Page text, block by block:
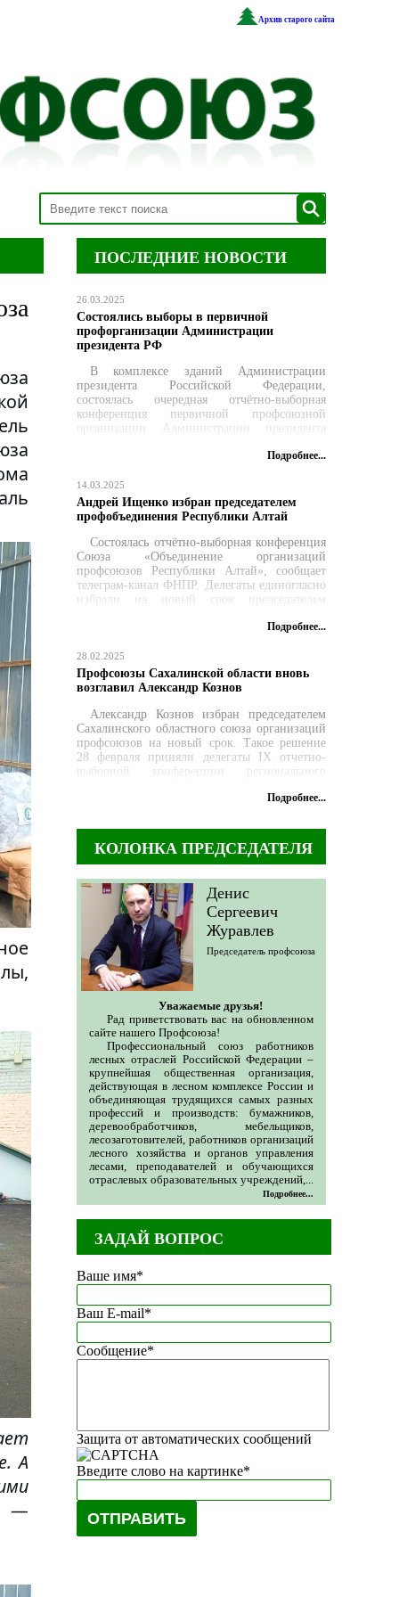
Архив старого сайта
А
—
ПОСЛЕДНИЕ НОВОСТИ
26.03.2025
Состоялись выборы в первичной
профорганизации Администрации
президента РФ
В комплексе зданий Администрации
президента Российской Федерации,
состоялась очередная отчётно-выборная
конференция первичной профсоюзной
организации Администрации президента
правительства Российской Федерации,
Собрания Российской Федерации, Счётной
палаты Российской Федерации и Управления
делами Российской Федерации...
Подробнее...
14.03.2025
Андрей Ищенко избран председателем
профобъединения Республики Алтай
Состоялась отчётно-выборная конференция
Союза «Объединение организаций
профсоюзов Республики Алтай», сообщает
телеграм-канал ФНПР. Делегаты единогласно
избрали на новый срок председателем
Подробнее...
28.02.2025
Профсоюзы Сахалинской области вновь
возглавил Александр Кознов
Александр Кознов избран председателем
Сахалинского областного союза организаций
профсоюзов на новый срок. Такое решение
28 февраля приняли делегаты IX отчетно-
выборной конференции регионального
официальный телеграм-канал Федерации
Подробнее...
КОЛОНКА ПРЕДСЕДАТЕЛЯ
Денис
Сергеевич
Журавлев
Председатель профсоюза
Уважаемые друзья!
Рад приветствовать вас на обновленном
сайте нашего Профсоюза!
Профессиональный союз работников
лесных отраслей Российской Федерации –
крупнейшая общественная организация,
действующая в лесном комплексе России и
объединяющая трудящихся самых разных
профессий и производств: бумажников,
деревообработчиков, мебельщиков,
лесозаготовителей, работников организаций
лесного хозяйства и органов управления
лесами, преподавателей и обучающихся
отраслевых образовательных учреждений,...
Подробнее...
ЗАДАЙ ВОПРОС
Ваше имя*
Ваш E-mail*
Сообщение*
Защита от автоматических сообщений
Введите слово на картинке*